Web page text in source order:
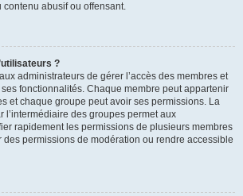
abusif ou offensant.
?
administrateurs de gérer l’accès des membres et
fonctionnalités. Chaque membre peut appartenir
et chaque groupe peut avoir ses permissions. La
l’intermédiaire des groupes permet aux
rapidement les permissions de plusieurs membres
des permissions de modération ou rendre accessible